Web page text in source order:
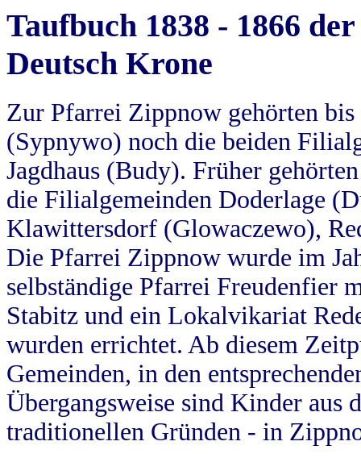
Taufbuch 1838 - 1866
Deutsch Krone
Zur Pfarrei Zippnow gehörten
(Sypnywo) noch die beiden
Jagdhaus (Budy). Früher
die Filialgemeinden Doderlage
Klawittersdorf (Glowaczewo),
Die Pfarrei Zippnow wurde im
selbständige Pfarrei Freudenfier
Stabitz und ein Lokalvikariat
wurden errichtet. Ab diesem
Gemeinden, in den
Übergangsweise sind Kinder aus
traditionellen Gründen - in